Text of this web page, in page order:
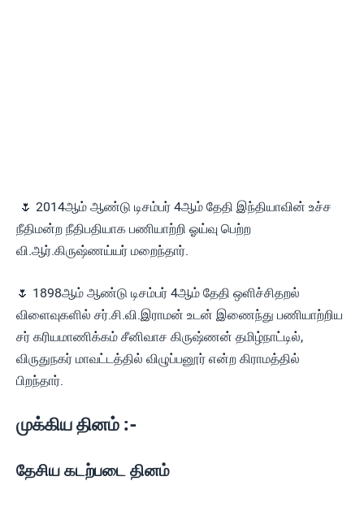
🌷 2014ஆம் ஆண்டு டிசம்பர் 4ஆம் தேதி இந்தியாவின் உச்ச
நீதிமன்ற நீதிபதியாக பணியாற்றி ஓய்வு பெற்ற
வி.ஆர்.கிருஷ்ணய்யர் மறைந்தார்.
🌷 1898ஆம் ஆண்டு டிசம்பர் 4ஆம் தேதி ஒளிச்சிதறல்
விளைவுகளில் சர்.சி.வி.இராமன் உடன் இணைந்து பணியாற்றிய
சர் கரியமாணிக்கம் சீனிவாச கிருஷ்ணன் தமிழ்நாட்டில்,
விருதுநகர் மாவட்டத்தில் விழுப்பனூர் என்ற கிராமத்தில்
பிறந்தார்.
முக்கிய தினம் :-
தேசிய கடற்படை தினம்